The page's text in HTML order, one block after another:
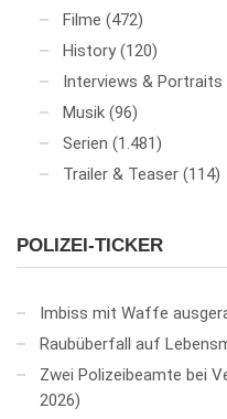
Filme (472)
History (120)
Interviews & Portraits
Musik (96)
Serien (1.481)
Trailer & Teaser (114)
POLIZEI-TICKER
Imbiss mit Waffe
Raubüberfall auf
Zwei Polizeibeamte bei
2026